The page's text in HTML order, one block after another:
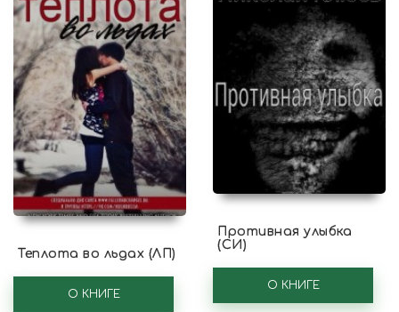
Теплота во льдах (ЛП)
О КНИГЕ
Противная улыбка
(СИ)
О КНИГЕ